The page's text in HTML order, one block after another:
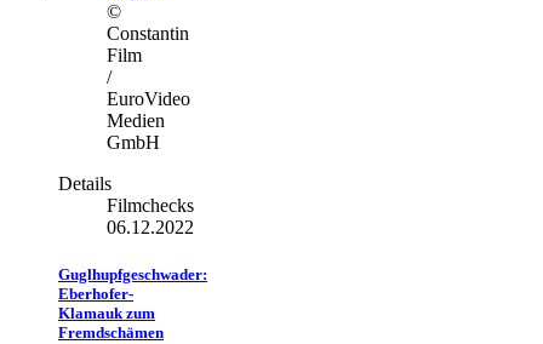
©
Constantin
Film
/
EuroVideo
Medien
GmbH
Details
Filmchecks
06.12.2022
Guglhupfgeschwader:
Eberhofer-
Klamauk zum
Fremdschämen